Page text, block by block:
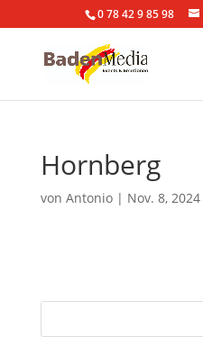
0 78 42 9 85 98
Hornberg
von Antonio| Nov. 8, 2024